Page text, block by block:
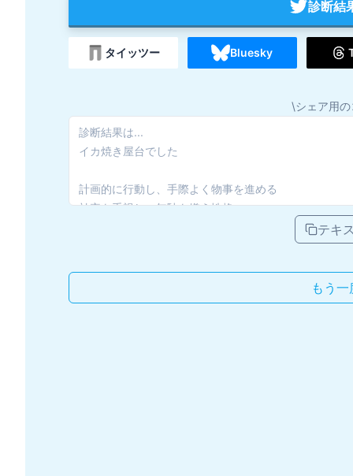
診断結
タイッツー Bluesky
\シェア用
テキ
もう